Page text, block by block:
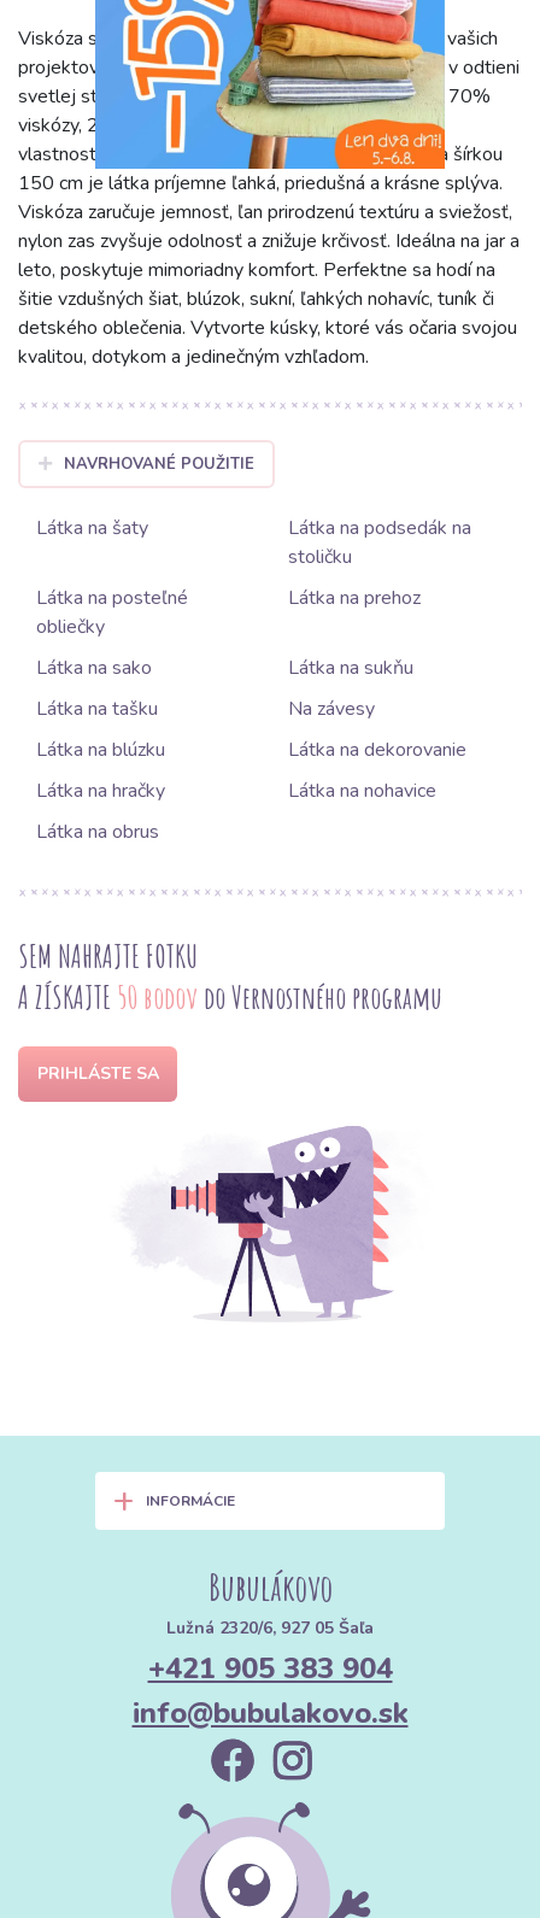
Viskóza s ľanom BUBBLY light old blue prinesie do vašich
projektov ľahkosť a štýl. S očarujúcimi geo vzormi a v odtieni
svetlej staromodrej farby je ideálnou voľbou. Zmes 70%
viskózy, 25% ľanu a 5% nylonu zaručuje výnimočné
vlastnosti a príjemný dotyk. S gramážou 135 g/m² a šírkou
150 cm je látka príjemne ľahká, priedušná a krásne splýva.
Viskóza zaručuje jemnosť, ľan prirodzenú textúru a sviežosť,
nylon zas zvyšuje odolnosť a znižuje krčivosť. Ideálna na jar a
leto, poskytuje mimoriadny komfort. Perfektne sa hodí na
šitie vzdušných šiat, blúzok, sukní, ľahkých nohavíc, tuník či
detského oblečenia. Vytvorte kúsky, ktoré vás očaria svojou
kvalitou, dotykom a jedinečným vzhľadom.
NAVRHOVANÉ POUŽITIE
Látka na šaty
Látka na podsedák na
stoličku
Látka na posteľné
obliečky
Látka na prehoz
Látka na sako
Látka na sukňu
Látka na tašku
Na závesy
Látka na blúzku
Látka na dekorovanie
Látka na hračky
Látka na nohavice
Látka na obrus
SEM NAHRAJTE FOTKU
A ZÍSKAJTE 50 bodov do Vernostného programu
PRIHLÁSTE SA
+ INFORMÁCIE
Bubulákovo
Lužná 2320/6, 927 05 Šaľa
+421 905 383 904
info@bubulakovo.sk